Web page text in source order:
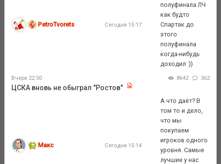
PetroTvorets Сегодня 15:17
полуфинала ЛЧ
как будто
Спартак до
этого
полуфинала
когда-нибудь
доходил :))
Вчера 22:50 8642 362
ЦСКА вновь не обыграл "Ростов"
Макс Сегодня 15:14
А что даёт? В
том то и дело,
что мы
покупаем
игроков одного
уровня. Самые
лучшие у нас